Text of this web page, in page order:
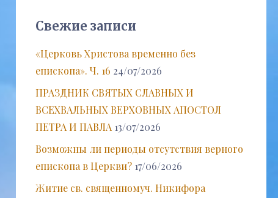
Свежие записи
«Церковь Христова временно без
епископа». Ч. 16 24/07/2026
ПРАЗДНИК СВЯТЫХ СЛАВНЫХ И
ВСЕХВАЛЬНЫХ ВЕРХОВНЫХ АПОСТОЛ
ПЕТРА И ПАВЛА 13/07/2026
Возможны ли периоды отсутствия верного
епископа в Церкви? 17/06/2026
Житие св. священномуч. Никифора